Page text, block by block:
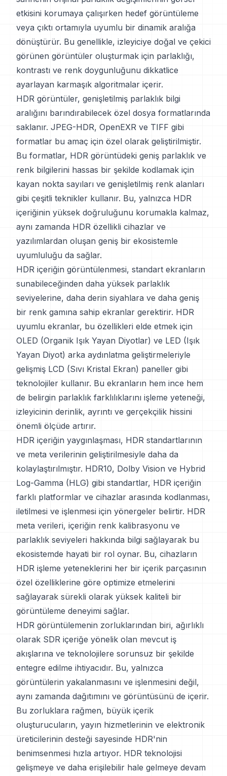
etkisini korumaya çalışırken hedef görüntüleme
veya çıktı ortamıyla uyumlu bir dinamik aralığa
dönüştürür. Bu genellikle, izleyiciye doğal ve çekici
görünen görüntüler oluşturmak için parlaklığı,
kontrastı ve renk doygunluğunu dikkatlice
ayarlayan karmaşık algoritmalar içerir.
HDR görüntüler, genişletilmiş parlaklık bilgi
aralığını barındırabilecek özel dosya formatlarında
saklanır. JPEG-HDR, OpenEXR ve TIFF gibi
formatlar bu amaç için özel olarak geliştirilmiştir.
Bu formatlar, HDR görüntüdeki geniş parlaklık ve
renk bilgilerini hassas bir şekilde kodlamak için
kayan nokta sayıları ve genişletilmiş renk alanları
gibi çeşitli teknikler kullanır. Bu, yalnızca HDR
içeriğinin yüksek doğruluğunu korumakla kalmaz,
aynı zamanda HDR özellikli cihazlar ve
yazılımlardan oluşan geniş bir ekosistemle
uyumluluğu da sağlar.
HDR içeriğin görüntülenmesi, standart ekranların
sunabileceğinden daha yüksek parlaklık
seviyelerine, daha derin siyahlara ve daha geniş
bir renk gamına sahip ekranlar gerektirir. HDR
uyumlu ekranlar, bu özellikleri elde etmek için
OLED (Organik Işık Yayan Diyotlar) ve LED (Işık
Yayan Diyot) arka aydınlatma geliştirmeleriyle
gelişmiş LCD (Sıvı Kristal Ekran) paneller gibi
teknolojiler kullanır. Bu ekranların hem ince hem
de belirgin parlaklık farklılıklarını işleme yeteneği,
izleyicinin derinlik, ayrıntı ve gerçekçilik hissini
önemli ölçüde artırır.
HDR içeriğin yaygınlaşması, HDR standartlarının
ve meta verilerinin geliştirilmesiyle daha da
kolaylaştırılmıştır. HDR10, Dolby Vision ve Hybrid
Log-Gamma (HLG) gibi standartlar, HDR içeriğin
farklı platformlar ve cihazlar arasında kodlanması,
iletilmesi ve işlenmesi için yönergeler belirtir. HDR
meta verileri, içeriğin renk kalibrasyonu ve
parlaklık seviyeleri hakkında bilgi sağlayarak bu
ekosistemde hayati bir rol oynar. Bu, cihazların
HDR işleme yeteneklerini her bir içerik parçasının
özel özelliklerine göre optimize etmelerini
sağlayarak sürekli olarak yüksek kaliteli bir
görüntüleme deneyimi sağlar.
HDR görüntülemenin zorluklarından biri, ağırlıklı
olarak SDR içeriğe yönelik olan mevcut iş
akışlarına ve teknolojilere sorunsuz bir şekilde
entegre edilme ihtiyacıdır. Bu, yalnızca
görüntülerin yakalanmasını ve işlenmesini değil,
aynı zamanda dağıtımını ve görüntüsünü de içerir.
Bu zorluklara rağmen, büyük içerik
oluşturucuların, yayın hizmetlerinin ve elektronik
üreticilerinin desteği sayesinde HDR'nin
benimsenmesi hızla artıyor. HDR teknolojisi
gelişmeye ve daha erişilebilir hale gelmeye devam